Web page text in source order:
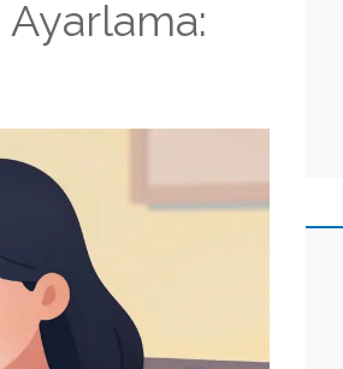
Ayarlama: